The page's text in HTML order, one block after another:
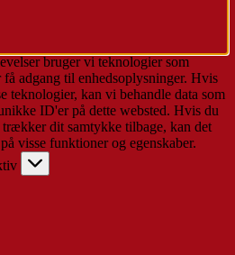
bruger vi teknologier som
adgang til enhedsoplysninger. Hvis
teknologier, kan vi behandle data som
ID'er på dette websted. Hvis du
dit samtykke tilbage, kan det
visse funktioner og egenskaber.